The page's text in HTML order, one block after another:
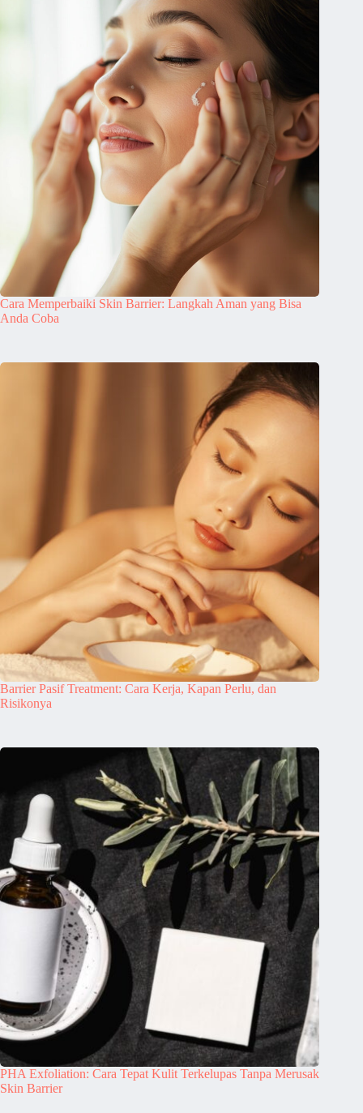
Cara Memperbaiki Skin Barrier: Langkah Aman yang Bisa
Anda Coba
Barrier Pasif Treatment: Cara Kerja, Kapan Perlu, dan
Risikonya
PHA Exfoliation: Cara Tepat Kulit Terkelupas Tanpa Merusak
Skin Barrier